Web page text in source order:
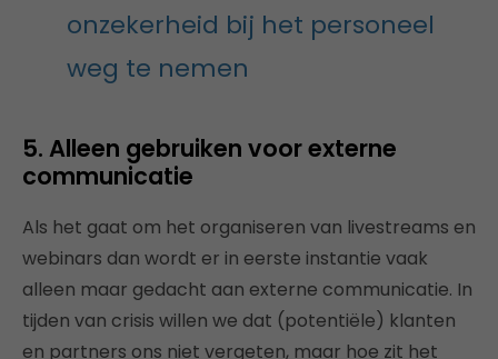
onzekerheid bij het personeel
weg te nemen
5. Alleen gebruiken voor externe
communicatie
Als het gaat om het organiseren van livestreams en
webinars dan wordt er in eerste instantie vaak
alleen maar gedacht aan externe communicatie. In
tijden van crisis willen we dat (potentiële) klanten
en partners ons niet vergeten, maar hoe zit het